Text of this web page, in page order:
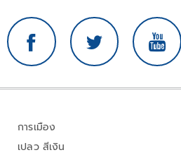
การเมือง
เปลว สีเงิน